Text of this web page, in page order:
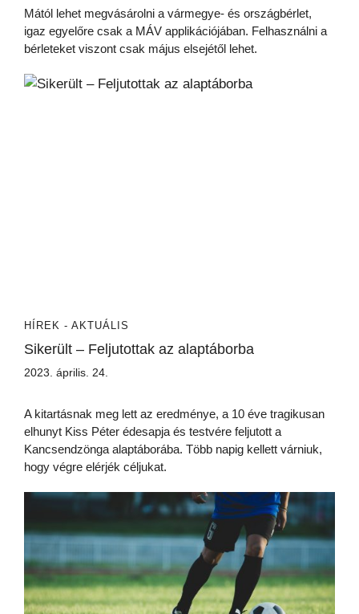
Mától lehet megvásárolni a vármegye- és országbérlet,
igaz egyelőre csak a MÁV applikációjában. Felhasználni a
bérleteket viszont csak május elsejétől lehet.
HÍREK - AKTUÁLIS
Sikerült – Feljutottak az alaptáborba
2023. április. 24.
A kitartásnak meg lett az eredménye, a 10 éve tragikusan
elhunyt Kiss Péter édesapja és testvére feljutott a
Kancsendzönga alaptáborába. Több napig kellett várniuk,
hogy végre elérjék céljukat.